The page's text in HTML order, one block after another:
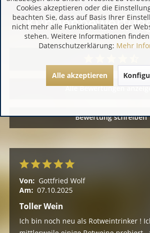
Alle Bewertungen
Bewertung schreiben
Von: Gottfried Wolf
Am: 07.10.2025
Toller Wein
Ich bin noch neu als Rotweintrinker !
Cookies akzeptieren oder die
beachten Sie, dass auf Basis Ihrer
nicht mehr alle Funktionalitäten der
stehen. Weitere Informationen
Datenschutzerklärung: Mehr
Alle akzeptieren